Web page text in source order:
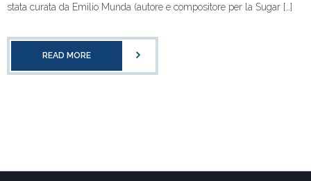
stata curata da Emilio Munda (autore e compositore per la Sugar […]
READ MORE